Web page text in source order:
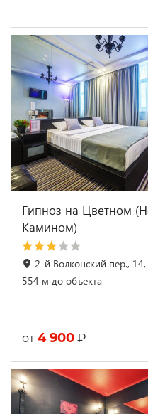
Гипноз на Цветном
Камином)
2-й Волконский пер.,
554 м до объекта
от 4 900 ₽